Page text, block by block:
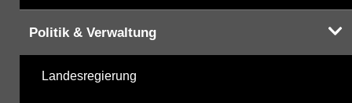
Politik & Verwaltung
Landesregierung